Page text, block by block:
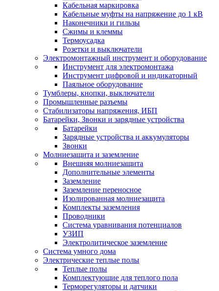
Кабельная маркировка
Кабельные муфты на напряжение до 1 кВ
Наконечники и гильзы
Сжимы и клеммы
Термоусадка
Розетки и выключатели
Электромонтажный инструмент и оборудование
Инструмент для электромонтажа
Инструмент цифровой и индикаторный
Паяльное оборудование
Тумблеры, кнопки, выключатели
Промышленные разъемы
Стабилизаторы напряжения, ИБП
Батарейки, Звонки и зарядные устройства
Батарейки
Зарядные устройства и аккумуляторы
Звонки
Молниезащита и заземление
Внешняя молниезащита
Дополнительные элементы
Заземление
Заземление переносное
Изолированная молниезащита
Комплекты заземления
Проводники
Система уравнивания потенциалов
УЗИП
Электролитическое заземление
Система умного дома
Электрические теплые полы
Теплые полы
Комплектующие для теплого пола
Терморегуляторы и датчики